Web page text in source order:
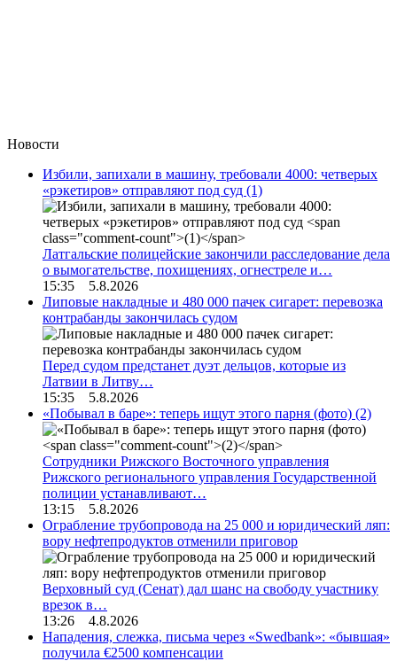
Новости
Избили, запихали в машину, требовали 4000: четверых
«рэкетиров» отправляют под суд (1)
Латгальские полицейские закончили расследование дела
о вымогательстве, похищениях, огнестреле и…
15:35 5.8.2026
Липовые накладные и 480 000 пачек сигарет: перевозка
контрабанды закончилась судом
Перед судом предстанет дуэт дельцов, которые из
Латвии в Литву…
15:35 5.8.2026
«Побывал в баре»: теперь ищут этого парня (фото) (2)
Сотрудники Рижского Восточного управления
Рижского регионального управления Государственной
полиции устанавливают…
13:15 5.8.2026
Ограбление трубопровода на 25 000 и юридический ляп:
вору нефтепродуктов отменили приговор
Верховный суд (Сенат) дал шанс на свободу участнику
врезок в…
13:26 4.8.2026
Нападения, слежка, письма через «Swedbank»: «бывшая»
получила €2500 компенсации